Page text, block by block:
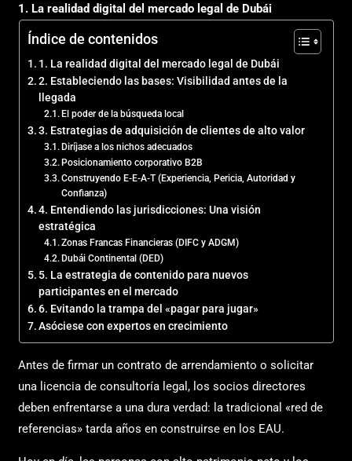
1. La realidad digital del mercado legal de Dubái
Índice de contenidos
1. La realidad digital del mercado legal de Dubái
2. Estableciendo las bases: Visibilidad antes de la
llegada
El poder de la búsqueda local
3. Estrategias de adquisición de clientes de alto valor
Diríjase a los nichos adecuados
Posicionamiento corporativo B2B
Construyendo E-E-A-T (Experiencia, Pericia, Autoridad y
Confianza)
4. Entendiendo las jurisdicciones: Una visión
estratégica
Zonas Francas Financieras (DIFC y ADGM)
Dubái Continental (DED)
5. La estrategia de contenido para nuevos
participantes en el mercado
6. Evitando la trampa del «pagar para jugar»
Asóciese con expertos en crecimiento
Antes de firmar un contrato de arrendamiento o solicitar
una licencia de consultoría legal, los socios directores
deben enfrentarse a una dura verdad: la tradicional «red de
referencias» tarda años en construirse en los EAU.